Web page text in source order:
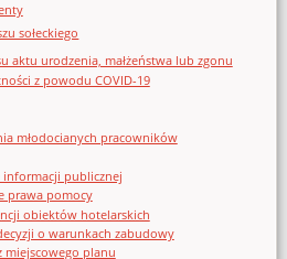
sołeckiego
aktu urodzenia, małżeństwa lub zgonu
z powodu COVID-19
młodocianych pracowników
publicznej
prawa pomocy
obiektów hotelarskich
o warunkach zabudowy
miejscowego planu